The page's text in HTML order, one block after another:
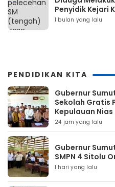
Penyidik Kejari
1 bulan yang lalu
PENDIDIKAN KITA
Gubernur
Sekolah Gratis
Kepulauan Nias
24 jam yang lalu
Gubernur
SMPN 4 Sitolu
1 hari yang lalu